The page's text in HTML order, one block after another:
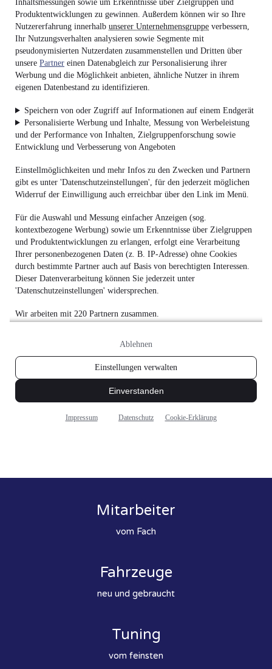
Mitarbeiter
vom Fach
Fahrzeuge
neu und gebraucht
Tuning
vom feinsten